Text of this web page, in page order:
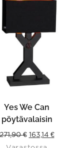
Yes We Can
pöytävalaisin
€ Original
163,14 €Current